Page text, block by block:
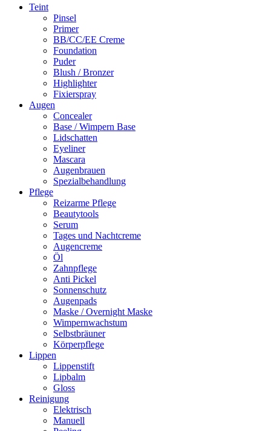
Primäres
Teint
Pinsel
Primer
BB/CC/EE Creme
Foundation
Puder
Blush / Bronzer
Highlighter
Fixierspray
Augen
Concealer
Base / Wimpern Base
Lidschatten
Eyeliner
Mascara
Augenbrauen
Spezialbehandlung
Pflege
Reizarme Pflege
Beautytools
Serum
Tages und Nachtcreme
Augencreme
Öl
Zahnpflege
Anti Pickel
Sonnenschutz
Augenpads
Maske / Overnight Maske
Wimpernwachstum
Selbstbräuner
Körperpflege
Lippen
Lippenstift
Lipbalm
Gloss
Reinigung
Elektrisch
Manuell